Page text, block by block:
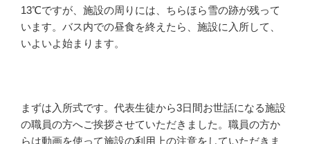
13℃ですが、施設の周りには、ちらほら雪の跡が残って
います。バス内での昼食を終えたら、施設に入所して、
いよいよ始まります。
まずは入所式です。代表生徒から3日間お世話になる施設
の職員の方へご挨拶させていただきました。職員の方か
らは動画を使って施設の利用上の注意をしていただきま